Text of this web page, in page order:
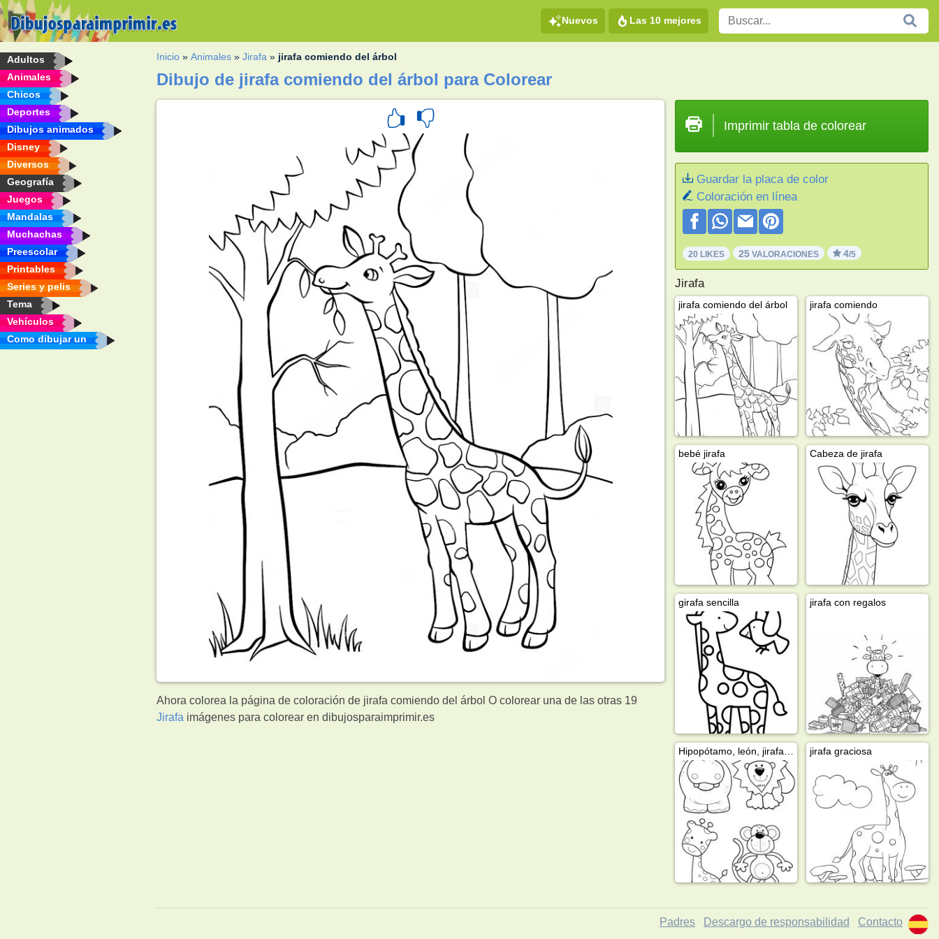
Nuevos Las 10 mejores
Adultos
Animales
Chicos
Deportes
Dibujos animados
Disney
Diversos
Geografía
Juegos
Mandalas
Muchachas
Preescolar
Printables
Series y pelis
Tema
Vehículos
Como dibujar un
Inicio »Animales »Jirafa » jirafa comiendo del árbol
Dibujo de jirafa comiendo del árbol para Colorear
Ahora colorea la página de coloración de jirafa comiendo del árbol O colorear una de las otras 19
Jirafa imágenes para colorear en dibujosparaimprimir.es
Imprimir tabla de colorear
Guardar la placa de color
Coloración en línea
20 LIKES 25VALORACIONES 4/5
Jirafa
jirafa comiendo del árbol jirafa comiendo
bebé jirafa Cabeza de jirafa
girafa sencilla jirafa con regalos
jirafa graciosa
Padres Descargo de responsabilidad Contacto